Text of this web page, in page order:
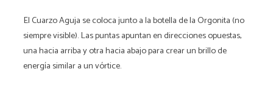
El Cuarzo Aguja se coloca junto a la botella de la Orgonita (no
siempre visible). Las puntas apuntan en direcciones opuestas,
una hacia arriba y otra hacia abajo para crear un brillo de
energía similar a un vórtice.